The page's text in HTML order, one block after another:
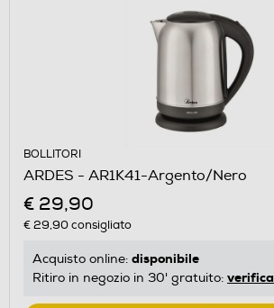
BOLLITORI
ARDES - AR1K41-Argento/Nero
€ 29,90
€ 29,90consigliato
Acquisto online: disponibile
Ritiro in negozio in 30' gratuito: verifica